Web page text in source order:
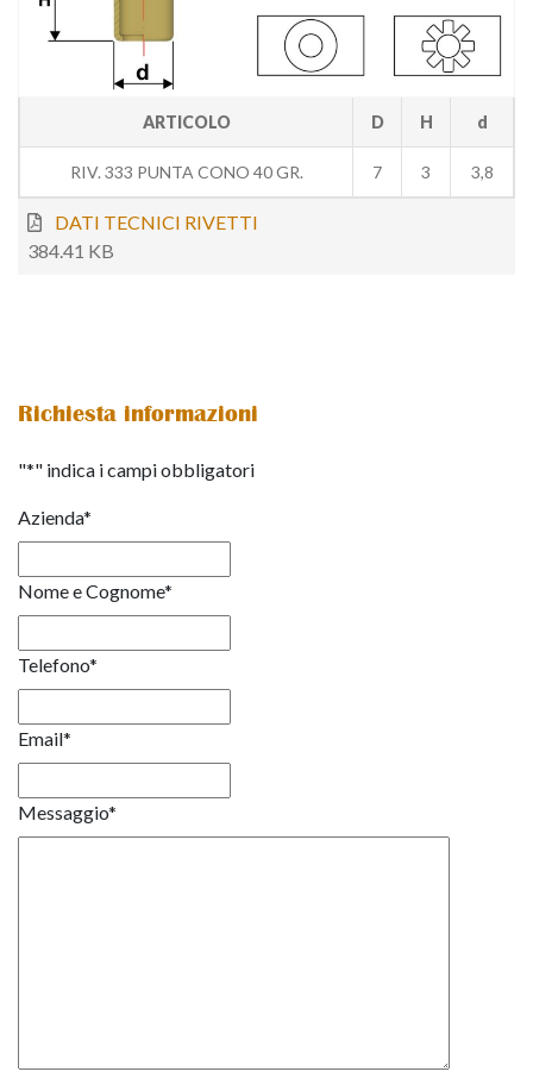
ARTICOLO D H d
RIV. 333 PUNTA CONO 40 GR. 7 3 3,8
DATI TECNICI RIVETTI
384.41 KB
Richiesta informazioni
"*" indica i campi obbligatori
Azienda*
Nome e Cognome*
Telefono*
Email*
Messaggio*